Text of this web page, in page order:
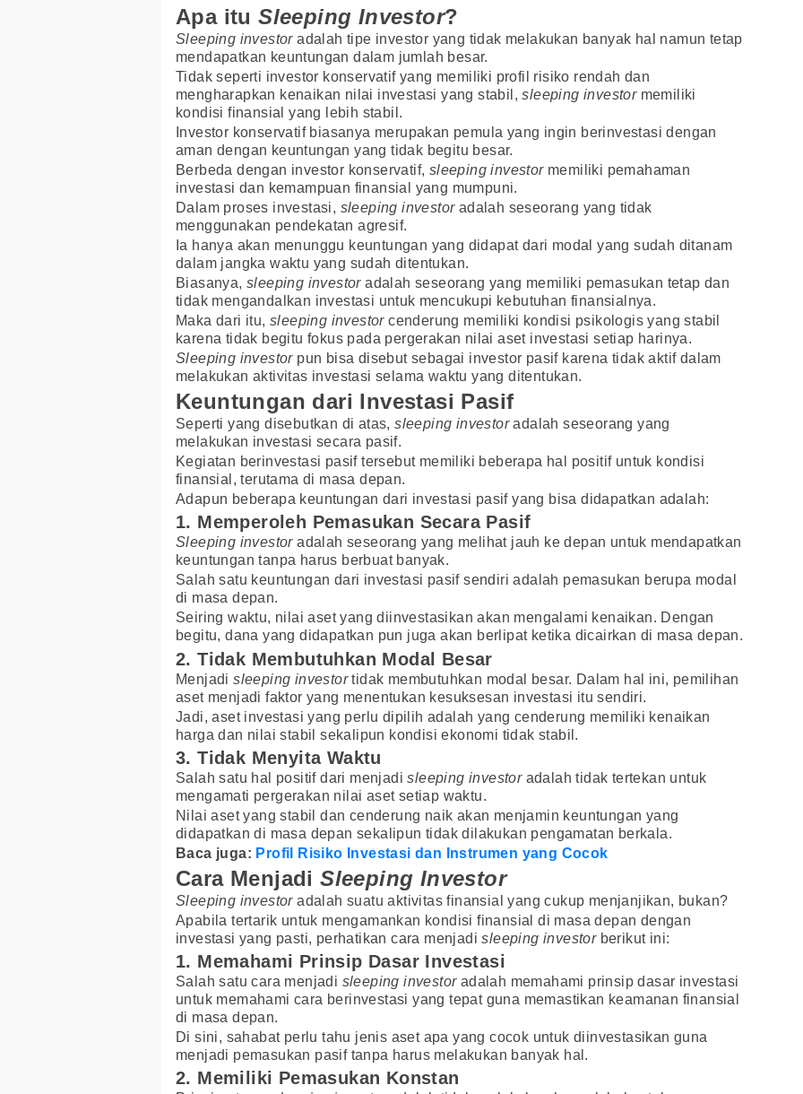
Apa ituSleeping Investor?
Sleeping investoradalah tipe investor yang tidak melakukan banyak hal namun tetap
mendapatkan keuntungan dalam jumlah besar.
Tidak seperti investor konservatif yang memiliki profil risiko rendah dan
mengharapkan kenaikan nilai investasi yang stabil,sleeping investormemiliki
kondisi finansial yang lebih stabil.
Investor konservatif biasanya merupakan pemula yang ingin berinvestasi dengan
aman dengan keuntungan yang tidak begitu besar.
Berbeda dengan investor konservatif, sleeping investormemiliki pemahaman
investasi dan kemampuan finansial yang mumpuni.
Dalam proses investasi, sleeping investoradalah seseorang yang tidak
menggunakan pendekatan agresif.
Ia hanya akan menunggu keuntungan yang didapat dari modal yang sudah ditanam
dalam jangka waktu yang sudah ditentukan.
Biasanya, sleeping investoradalah seseorang yang memiliki pemasukan tetap dan
tidak mengandalkan investasi untuk mencukupi kebutuhan finansialnya.
Maka dari itu, sleeping investorcenderung memiliki kondisi psikologis yang stabil
karena tidak begitu fokus pada pergerakan nilai aset investasi setiap harinya.
Sleeping investorpun bisa disebut sebagai investor pasif karena tidak aktif dalam
melakukan aktivitas investasi selama waktu yang ditentukan.
Keuntungan dari Investasi Pasif
Seperti yang disebutkan di atas,sleeping investoradalah seseorang yang
melakukan investasi secara pasif.
Kegiatan berinvestasi pasif tersebut memiliki beberapa hal positif untuk kondisi
finansial, terutama di masa depan.
Adapun beberapa keuntungan dari investasi pasif yang bisa didapatkan adalah:
1. Memperoleh Pemasukan Secara Pasif
Sleeping investoradalah seseorang yang melihat jauh ke depan untuk mendapatkan
keuntungan tanpa harus berbuat banyak.
Salah satu keuntungan dari investasi pasif sendiri adalah pemasukan berupa modal
di masa depan.
Seiring waktu, nilai aset yang diinvestasikan akan mengalami kenaikan. Dengan
begitu, dana yang didapatkan pun juga akan berlipat ketika dicairkan di masa depan.
2. Tidak Membutuhkan Modal Besar
Menjadisleeping investortidak membutuhkan modal besar. Dalam hal ini, pemilihan
aset menjadi faktor yang menentukan kesuksesan investasi itu sendiri.
Jadi, aset investasi yang perlu dipilih adalah yang cenderung memiliki kenaikan
harga dan nilai stabil sekalipun kondisi ekonomi tidak stabil.
3. Tidak Menyita Waktu
Salah satu hal positif dari menjadisleeping investoradalah tidak tertekan untuk
mengamati pergerakan nilai aset setiap waktu.
Nilai aset yang stabil dan cenderung naik akan menjamin keuntungan yang
didapatkan di masa depan sekalipun tidak dilakukan pengamatan berkala.
Baca juga: Profil Risiko Investasi dan Instrumen yang Cocok
Cara MenjadiSleeping Investor
Sleeping investoradalah suatu aktivitas finansial yang cukup menjanjikan, bukan?
Apabila tertarik untuk mengamankan kondisi finansial di masa depan dengan
investasi yang pasti, perhatikan cara menjadisleeping investorberikut ini:
1. Memahami Prinsip Dasar Investasi
Salah satu cara menjadi sleeping investoradalah memahami prinsip dasar investasi
untuk memahami cara berinvestasi yang tepat guna memastikan keamanan finansial
di masa depan.
Di sini, sahabat perlu tahu jenis aset apa yang cocok untuk diinvestasikan guna
menjadi pemasukan pasif tanpa harus melakukan banyak hal.
2. Memiliki Pemasukan Konstan